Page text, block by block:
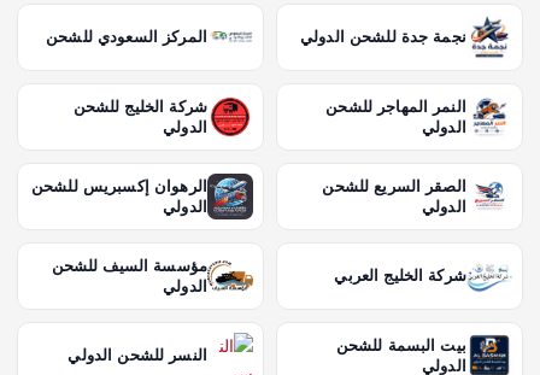
نجمة جدة للشحن الدولي المركز السعودي للشحن
النمر المهاجر للشحن
الدولي
شركة الخليج للشحن
الدولي
الصقر السريع للشحن
الدولي
الرهوان إكسبريس للشحن
الدولي
شركة الخليج العربي
مؤسسة السيف للشحن
الدولي
بيت البسمة للشحن
الدولي
النسر للشحن الدولي